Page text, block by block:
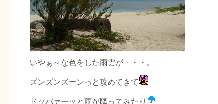
いやぁ～な色をした雨雲が・・・。
ズンズンズーンっと攻めてきて
ドッバァーッと雨が降ってみたり